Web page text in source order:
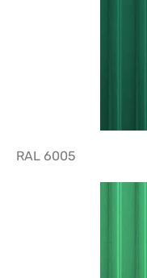
RAL 6005